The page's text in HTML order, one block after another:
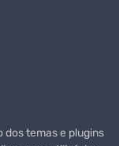
dos temas e plugins